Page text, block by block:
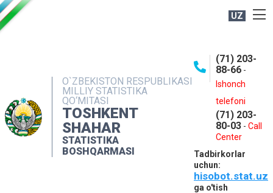
UZ
O`ZBEKISTON RESPUBLIKASI
MILLIY STATISTIKA
QO‘MITASI
TOSHKENT
SHAHAR
STATISTIKA
BOSHQARMASI
(71) 203-
88-66 -
Ishonch
telefoni
(71) 203-
80-03 - Call
Center
Tadbirkorlar
uchun:
hisobot.stat.uz
ga o'tish
NASHRLAR
INTERAKTIV XIZMATLAR
MATBUOT XIZMATI
MUROJAATLAR